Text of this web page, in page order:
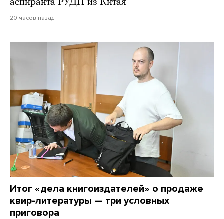
аспиранта РУДН из Китая
20 часов назад
Итог «дела книгоиздателей» о продаже
квир-литературы — три условных
приговора